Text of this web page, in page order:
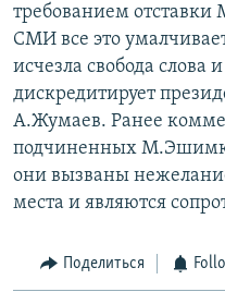
требованием
СМИ все это
исчезла свобода слова
дискредитирует
А.Жумаев. Ранее
подчиненных
они вызваны
места и являются
Поделиться